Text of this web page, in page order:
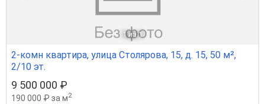
1 из 1
2-комн квартира, улица Столярова, 15, д. 15, 50 м²,
2/10 эт.
9 500 000 ₽
190 000 ₽ за м2